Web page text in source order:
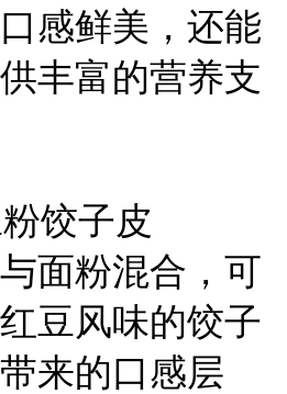
感鲜美，还能
丰富的营养支
饺子皮
面粉混合，可
豆风味的饺子
来的口感层